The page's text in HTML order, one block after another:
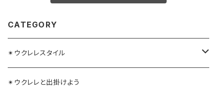
CATEGORY
✴︎ウクレレスタイル
ガズレレ水引
✴︎ウクレレと出掛けよう